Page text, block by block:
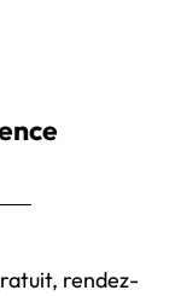
rendez-